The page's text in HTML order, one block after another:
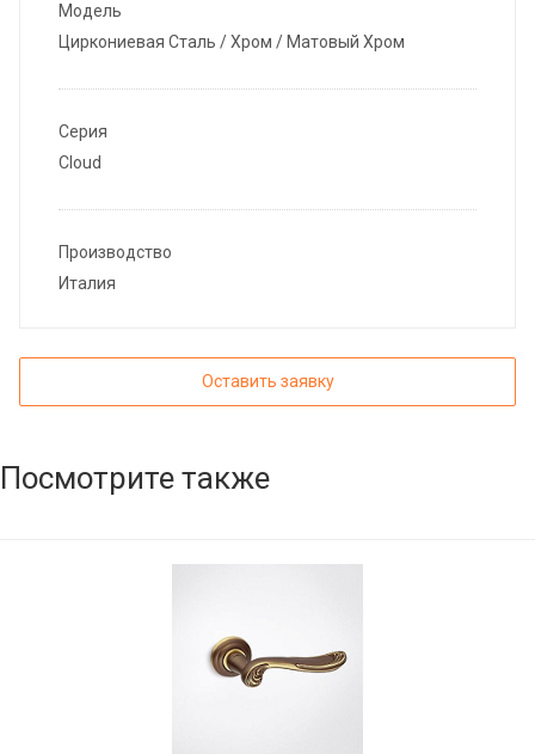
Модель
Циркониевая Сталь / Хром / Матовый Хром
Серия
Cloud
Производство
Италия
Оставить заявку
Посмотрите также